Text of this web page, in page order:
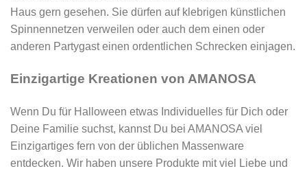
Haus gern gesehen. Sie dürfen auf klebrigen künstlichen
Spinnennetzen verweilen oder auch dem einen oder
anderen Partygast einen ordentlichen Schrecken einjagen.
Einzigartige Kreationen von AMANOSA
Wenn Du für Halloween etwas Individuelles für Dich oder
Deine Familie suchst, kannst Du bei AMANOSA viel
Einzigartiges fern von der üblichen Massenware
entdecken. Wir haben unsere Produkte mit viel Liebe und